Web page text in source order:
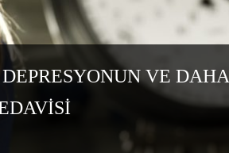
VE DAHA